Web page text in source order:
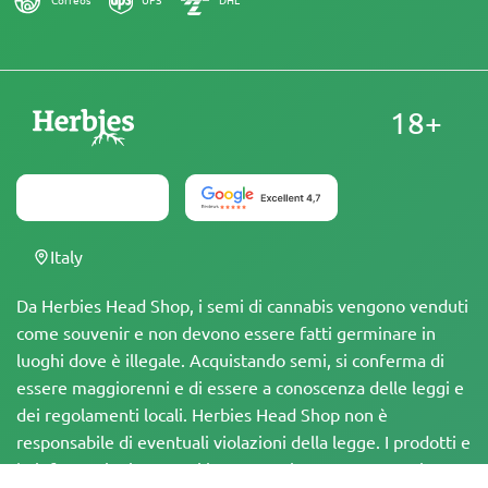
Da Herbies Head Shop, i semi di cannabis vengono venduti
come souvenir e non devono essere fatti germinare in
luoghi dove è illegale. Acquistando semi, si conferma di
essere maggiorenni e di essere a conoscenza delle leggi e
dei regolamenti locali. Herbies Head Shop non è
responsabile di eventuali violazioni della legge. I prodotti e
le informazioni presenti in questo sito non sono stati
18+
Italy